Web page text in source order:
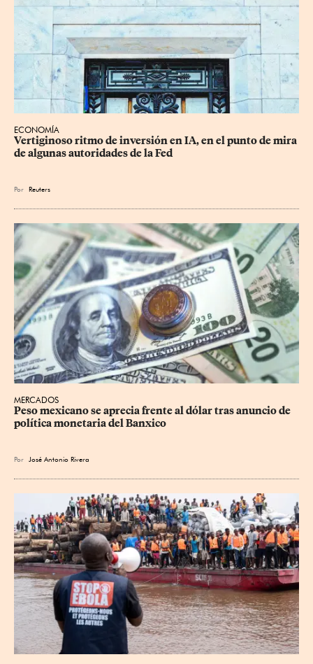
ECONOMÍA
Vertiginoso ritmo de inversión en IA, en el punto de mira
de algunas autoridades de la Fed
Por Reuters
MERCADOS
Peso mexicano se aprecia frente al dólar tras anuncio de
política monetaria del Banxico
Por José Antonio Rivera